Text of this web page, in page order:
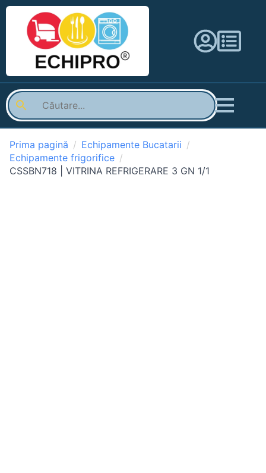
Prima pagină
Echipamente Bucatarii
Echipamente frigorifice
CSSBN718 | VITRINA REFRIGERARE 3 GN 1/1